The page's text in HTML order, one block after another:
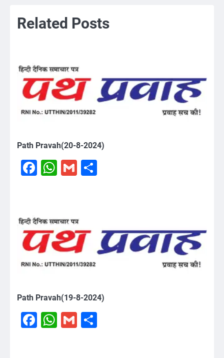
Related Posts
Path Pravah(20-8-2024)
Facebook
WhatsApp
Gmail
Path Pravah(19-8-2024)
Facebook
WhatsApp
Gmail